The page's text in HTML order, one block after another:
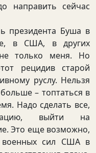
направить сейчас
Буша в
в США, в других
только меня. Но
рецидив старой
руслу. Нельзя
– топтаться в
Надо сделать все,
выйти на
Это еще возможно,
военных сил США в